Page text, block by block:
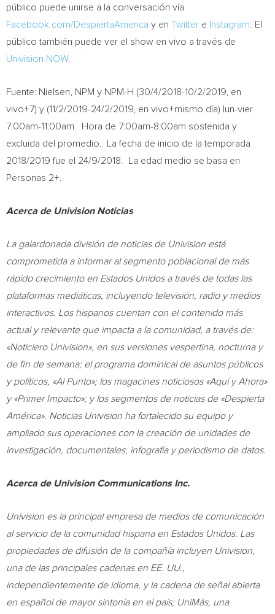
público puede unirse a la conversación vía
Facebook.com/DespiertaAmerica y en Twitter e Instagram . El
público también puede ver el show en vivo a través de
Univision NOW.
Fuente: Nielsen, NPM y NPM-H (30/4/2018-10/2/2019 , en
vivo+7) y (11/2/2019-24/2/2019 , en vivo+mismo día) lun-vier
7:00am-11:00am
Hora de 7:00am-8:00am sostenida y
excluida del promedio. La fecha de inicio de la temporada
2018/2019 fue el 24/9/2018. La edad medio se basa en
Personas 2+.
Acerca de Univision Noticias
La galardonada división de noticias de Univision está
comprometida a informar al segmento poblacional de más
rápido crecimiento en Estados Unidos a través de todas las
plataformas mediáticas, incluyendo televisión, radio y medios
interactivos. Los hispanos cuentan con el contenido más
actual y relevante que impacta a la comunidad, a través de:
«Noticiero Univision», en sus versiones vespertina, nocturna y
de fin de semana; el programa dominical de asuntos públicos
y políticos, «Al Punto»; los magacines noticiosos «Aquí y Ahora»
y «Primer Impacto»; y los segmentos de noticias de «Despierta
América». Noticias Univision ha fortalecido su equipo y
ampliado sus operaciones con la creación de unidades de
investigación, documentales, infografía y periodismo de datos.
Acerca de Univision Communications Inc.
Univision es la principal empresa de medios de comunicación
al servicio de la comunidad hispana en Estados Unidos. Las
propiedades de difusión de la compañía incluyen Univision,
una de las principales cadenas en EE. UU.,
independientemente de idioma, y la cadena de señal abierta
en español de mayor sintonía en el país; UniMás, una